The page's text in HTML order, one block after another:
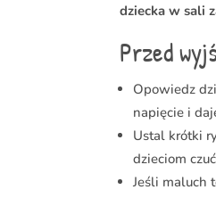
dziecka w sali
Przed
Opowiedz
napięcie i
Ustal krótki
dzieciom
Jeśli maluch